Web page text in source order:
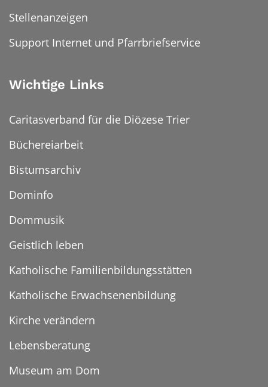
Stellenanzeigen
Support Internet und Pfarrbriefservice
Wichtige Links
Caritasverband für die Diözese Trier
Büchereiarbeit
Bistumsarchiv
Dominfo
Dommusik
Geistlich leben
Katholische Familienbildungsstätten
Katholische Erwachsenenbildung
Kirche verändern
Lebensberatung
Museum am Dom